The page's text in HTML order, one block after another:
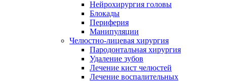
Нейрохирургия головы
Блокады
Периферия
Манипуляции
Челюстно-лицевая хирургия
Пародонтальная хирургия
Удаление зубов
Лечение кист челюстей
Лечение воспалительных